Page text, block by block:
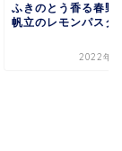
薬膳イタリアン
チーナ ２０２
2022年